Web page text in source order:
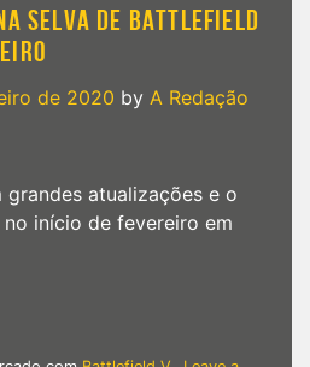
SELVA DE BATTLEFIELD
de 2020 by A Redação
atualizações e o
início de fevereiro em